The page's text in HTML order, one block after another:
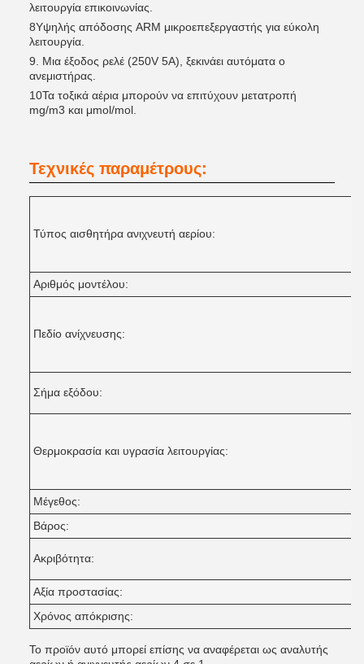
λειτουργία επικοινωνίας.
8Υψηλής απόδοσης ARM μικροεπεξεργαστής για εύκολη
λειτουργία.
9. Μια έξοδος ρελέ (250V 5A), ξεκινάει αυτόματα ο
ανεμιστήρας.
10Τα τοξικά αέρια μπορούν να επιτύχουν μετατροπή
mg/m3 και μmol/mol.
Τεχνικές παραμέτρους:
Τύπος αισθητήρα ανιχνευτή αερίου:
Αριθμός μοντέλου:
Πεδίο ανίχνευσης:
Σήμα εξόδου:
Θερμοκρασία και υγρασία λειτουργίας:
Μέγεθος:
Βάρος:
Ακριβότητα:
Αξία προστασίας:
Χρόνος απόκρισης:
Το προϊόν αυτό μπορεί επίσης να αναφέρεται ως αναλυτής